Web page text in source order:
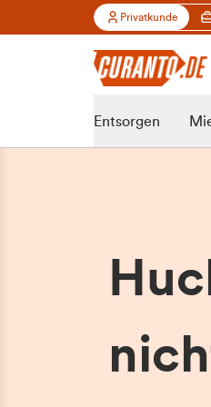
Privatkunde
Entsorgen